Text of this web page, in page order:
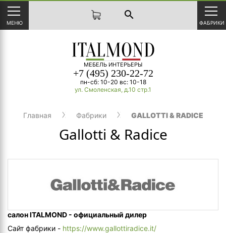
МЕНЮ
search
ФАБРИКИ
МЕБЕЛЬ ИНТЕРЬЕРЫ
+7 (495) 230-22-72
пн-сб: 10-20 вс: 10-18
ул. Смоленская, д.10 стр.1
Главная Фабрики GALLOTTI & RADICE
Gallotti & Radice
салон ITALMOND - официальный дилер
Сайт фабрики - https://www.gallottiradice.it/